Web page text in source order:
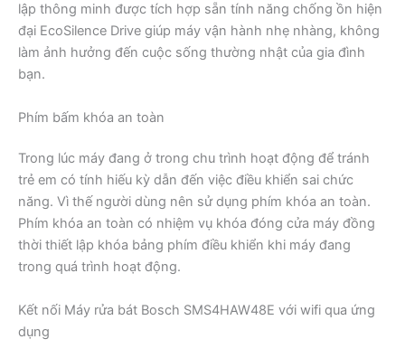
lập thông minh được tích hợp sẵn tính năng chống ồn hiện
đại EcoSilence Drive giúp máy vận hành nhẹ nhàng, không
làm ảnh hưởng đến cuộc sống thường nhật của gia đình
bạn.
Phím bấm khóa an toàn
Trong lúc máy đang ở trong chu trình hoạt động để tránh
trẻ em có tính hiếu kỳ dẫn đến việc điều khiển sai chức
năng. Vì thế người dùng nên sử dụng phím khóa an toàn.
Phím khóa an toàn có nhiệm vụ khóa đóng cửa máy đồng
thời thiết lập khóa bảng phím điều khiển khi máy đang
trong quá trình hoạt động.
Kết nối Máy rửa bát Bosch SMS4HAW48E với wifi qua ứng
dụng